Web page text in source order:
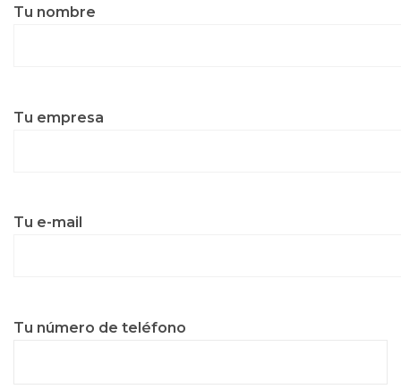
Tu nombre
Tu empresa
Tu e-mail
Tu número de teléfono